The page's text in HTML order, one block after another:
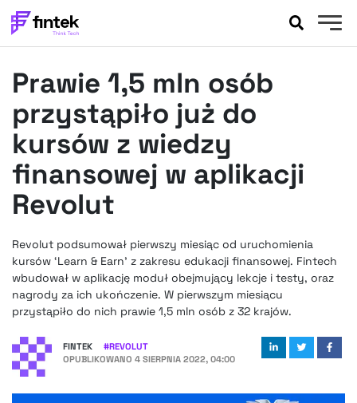
BANKOWOŚĆ
FELIETONY
WYWIADY
LEGAL
PODCASTY
FINTEK EXTRA
OKIEM EKSPERTA
Prawie 1,5 mln osób
przystąpiło już do
kursów z wiedzy
finansowej w aplikacji
Revolut
Revolut podsumował pierwszy miesiąc od uruchomienia
kursów ‘Learn & Earn’ z zakresu edukacji finansowej. Fintech
wbudował w aplikację moduł obejmujący lekcje i testy, oraz
nagrody za ich ukończenie. W pierwszym miesiącu
przystąpiło do nich prawie 1,5 mln osób z 32 krajów.
FINTEK #REVOLUT
OPUBLIKOWANO 4 SIERPNIA 2022, 04:00